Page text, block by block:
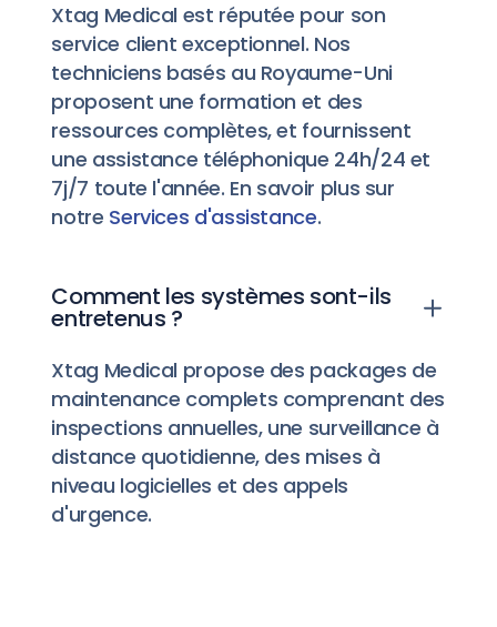
Xtag Medical est réputée pour son
service client exceptionnel. Nos
techniciens basés au Royaume-Uni
proposent une formation et des
ressources complètes, et fournissent
une assistance téléphonique 24h/24 et
7j/7 toute l'année. En savoir plus sur
notre Services d'assistance.
Comment les systèmes sont-ils
entretenus ?
Xtag Medical propose des packages de
maintenance complets comprenant des
inspections annuelles, une surveillance à
distance quotidienne, des mises à
niveau logicielles et des appels
d'urgence.